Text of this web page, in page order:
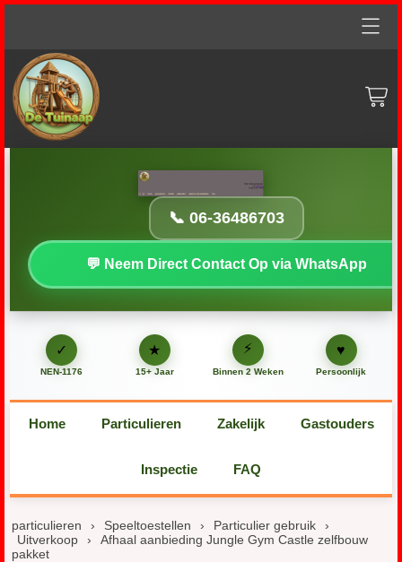
particulieren
zakelijk
inspectie-abonnementen
FAQ
📞 06-36486703
💬 Neem Direct Contact Op via WhatsApp
✓
NEN-1176
★
15+ Jaar
⚡
Binnen 2 Weken
♥
Persoonlijk
Home Particulieren Zakelijk Gastouders
Inspectie FAQ
particulieren › Speeltoestellen › Particulier gebruik
›
Uitverkoop
›
Afhaal aanbieding Jungle Gym Castle zelfbouw
pakket